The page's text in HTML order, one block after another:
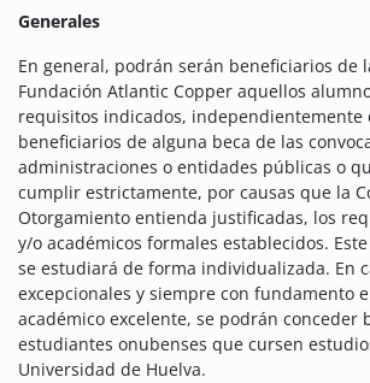
Generales
En general, podrán serán beneficiarios de
Fundación Atlantic Copper aquellos
requisitos indicados, independientemente
beneficiarios de alguna beca de las
administraciones o entidades públicas o
cumplir estrictamente, por causas que la
Otorgamiento entienda justificadas, los
y/o académicos formales establecidos.
se estudiará de forma individualizada. En
excepcionales y siempre con fundamento
académico excelente, se podrán conceder
estudiantes onubenses que cursen
Universidad de Huelva.